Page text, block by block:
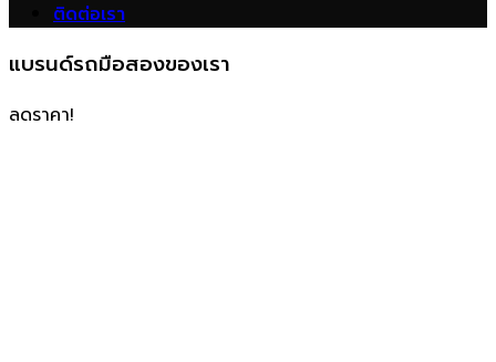
ติดต่อเรา
แบรนด์รถมือสองของเรา
ลดราคา!